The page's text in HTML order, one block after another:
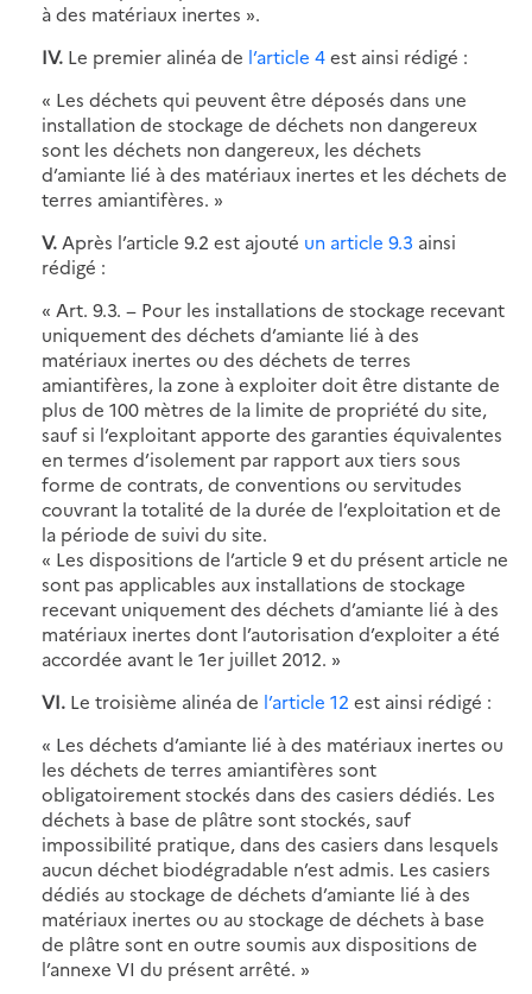
à des matériaux inertes ».
IV. Le premier alinéa de l’article 4est ainsi rédigé :
« Les déchets qui peuvent être déposés dans une
installation de stockage de déchets non dangereux
sont les déchets non dangereux, les déchets
d’amiante lié à des matériaux inertes et les déchets de
terres amiantifères. »
V. Après l’article 9.2 est ajouté un article 9.3 ainsi
rédigé :
« Art. 9.3. − Pour les installations de stockage recevant
uniquement des déchets d’amiante lié à des
matériaux inertes ou des déchets de terres
amiantifères, la zone à exploiter doit être distante de
plus de 100 mètres de la limite de propriété du site,
sauf si l’exploitant apporte des garanties équivalentes
en termes d’isolement par rapport aux tiers sous
forme de contrats, de conventions ou servitudes
couvrant la totalité de la durée de l’exploitation et de
la période de suivi du site.
« Les dispositions de l’article 9 et du présent article ne
sont pas applicables aux installations de stockage
recevant uniquement des déchets d’amiante lié à des
matériaux inertes dont l’autorisation d’exploiter a été
accordée avant le 1er juillet 2012. »
VI. Le troisième alinéa de l’article 12 est ainsi rédigé :
« Les déchets d’amiante lié à des matériaux inertes ou
les déchets de terres amiantifères sont
obligatoirement stockés dans des casiers dédiés. Les
déchets à base de plâtre sont stockés, sauf
impossibilité pratique, dans des casiers dans lesquels
aucun déchet biodégradable n’est admis. Les casiers
dédiés au stockage de déchets d’amiante lié à des
matériaux inertes ou au stockage de déchets à base
de plâtre sont en outre soumis aux dispositions de
l’annexe VI du présent arrêté. »